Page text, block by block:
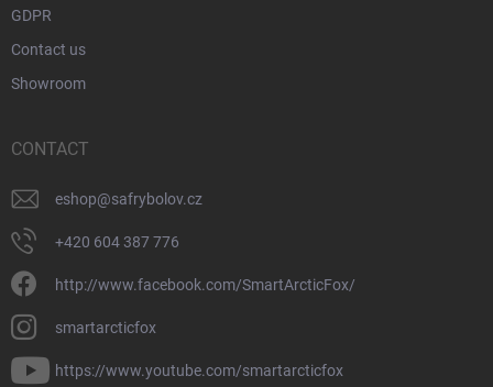
GDPR
Contact us
Showroom
CONTACT
eshop@safrybolov.cz
+420 604 387 776
http://www.facebook.com/SmartArcticFox/
smartarcticfox
https://www.youtube.com/smartarcticfox